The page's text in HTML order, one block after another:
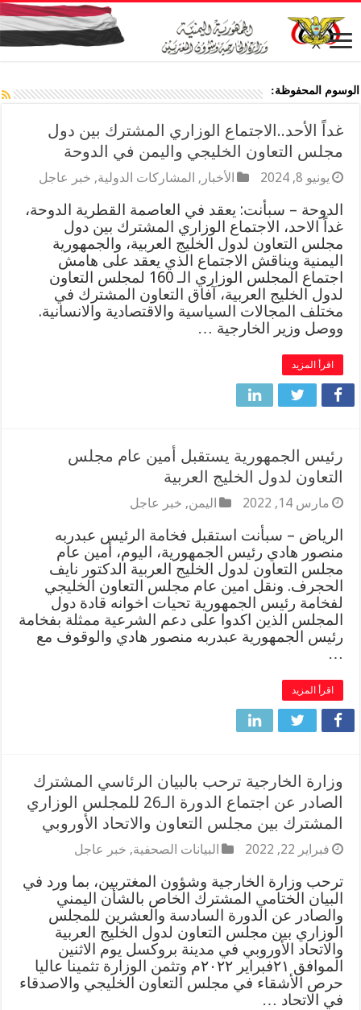
الوسوم المحفوظة:
غداً الأحد..الاجتماع الوزاري المشترك بين دول
مجلس التعاون الخليجي واليمن في الدوحة
يونيو 8, 2024 الأخبار , المشاركات الدولية, خبر عاجل
الدوحة – سبأنت: يعقد في العاصمة القطرية الدوحة،
غداً الاحد، الاجتماع الوزاري المشترك بين دول
مجلس التعاون لدول الخليج العربية، والجمهورية
اليمنية ويناقش الاجتماع الذي يعقد على هامش
اجتماع المجلس الوزاري الـ 160 لمجلس التعاون
لدول الخليج العربية، آفاق التعاون المشترك في
مختلف المجالات السياسية والاقتصادية والانسانية.
ووصل وزير الخارجية …
اقرأ المزيد
رئيس الجمهورية يستقبل أمين عام مجلس
التعاون لدول الخليج العربية
مارس 14, 2022 اليمن, خبر عاجل
الرياض – سبأنت استقبل فخامة الرئيس عبدربه
منصور هادي رئيس الجمهورية، اليوم، أمين عام
مجلس التعاون لدول الخليج العربية الدكتور نايف
الحجرف. ونقل امين عام مجلس التعاون الخليجي
لفخامة رئيس الجمهورية تحيات اخوانه قادة دول
المجلس الذين اكدوا على دعم الشرعية ممثلة بفخامة
رئيس الجمهورية عبدربه منصور هادي والوقوف مع
…
اقرأ المزيد
وزارة الخارجية ترحب بالبيان الرئاسي المشترك
الصادر عن اجتماع الدورة الـ26 للمجلس الوزاري
المشترك بين مجلس التعاون والاتحاد الأوروبي
فبراير 22, 2022 البيانات الصحفية, خبر عاجل
ترحب وزارة الخارجية وشؤون المغتربين، بما ورد في
البيان الختامي المشترك الخاص بالشأن اليمني
والصادر عن الدورة السادسة والعشرين للمجلس
الوزاري بين مجلس التعاون لدول الخليج العربية
والاتحاد الأوروبي في مدينة بروكسل يوم الاثنين
الموافق ٢١فبراير ٢٠٢٢م وتثمن الوزارة تثمينا عاليا
حرص الأشقاء في مجلس التعاون الخليجي والاصدقاء
في الاتحاد …